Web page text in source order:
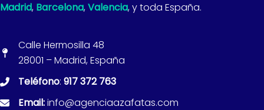
Madrid, Barcelona,Valencia, y toda España.
Calle Hermosilla 48
28001 – Madrid, España
Teléfono: 917 372 763
Email:info@agenciaazafatas.com